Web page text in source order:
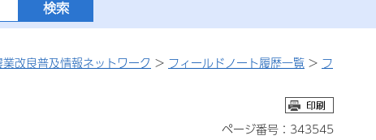
改良普及情報ネットワーク > フィールドノート履歴一覧 > フ
ページ番号：343545